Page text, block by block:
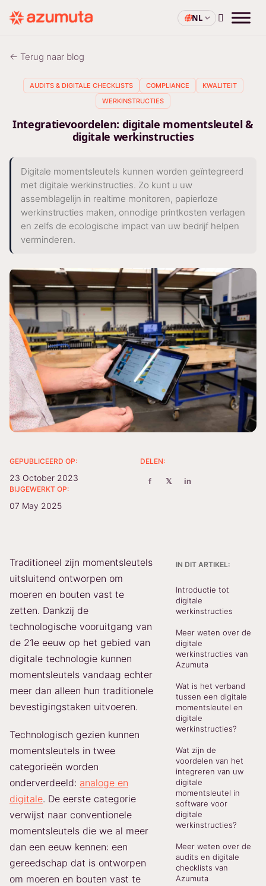
NL
← Terug naar blog
AUDITS & DIGITALE CHECKLISTS COMPLIANCE
KWALITEIT
WERKINSTRUCTIES
Integratievoordelen: digitale momentsleutel &
digitale werkinstructies
Digitale momentsleutels kunnen worden geïntegreerd
met digitale werkinstructies. Zo kunt u uw
assemblagelijn in realtime monitoren, papierloze
werkinstructies maken, onnodige printkosten verlagen
en zelfs de ecologische impact van uw bedrijf helpen
verminderen.
GEPUBLICEERD OP:
23 October 2023
BIJGEWERKT OP:
07 May 2025
DELEN:
f 𝕏 in
Traditioneel zijn momentsleutels
uitsluitend ontworpen om
moeren en bouten vast te
zetten. Dankzij de
technologische vooruitgang van
de 21e eeuw op het gebied van
digitale technologie kunnen
momentsleutels vandaag echter
meer dan alleen hun traditionele
bevestigingstaken uitvoeren.
Technologisch gezien kunnen
momentsleutels in twee
categorieën worden
onderverdeeld: analoge en
digitale. De eerste categorie
verwijst naar conventionele
momentsleutels die we al meer
dan een eeuw kennen: een
gereedschap dat is ontworpen
om moeren en bouten vast te
IN DIT ARTIKEL:
Introductie tot
digitale
werkinstructies
Meer weten over de
digitale
werkinstructies van
Azumuta
Wat is het verband
tussen een digitale
momentsleutel en
digitale
werkinstructies?
Wat zijn de
voordelen van het
integreren van uw
digitale
momentsleutel in
software voor
digitale
werkinstructies?
Meer weten over de
audits en digitale
checklists van
Azumuta